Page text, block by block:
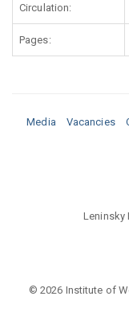
Circulation:
Pages:
Media Vacancies
Leninsky
© 2026 Institute of